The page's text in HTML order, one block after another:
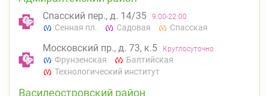
Спасский пер., д. 14/35 9:00-22:00
Сенная пл. Садовая Спасская
Московский пр., д. 73, к.5 Круглосуточно
Фрунзенская
Балтийская
Технологический институт
Василеостровский район